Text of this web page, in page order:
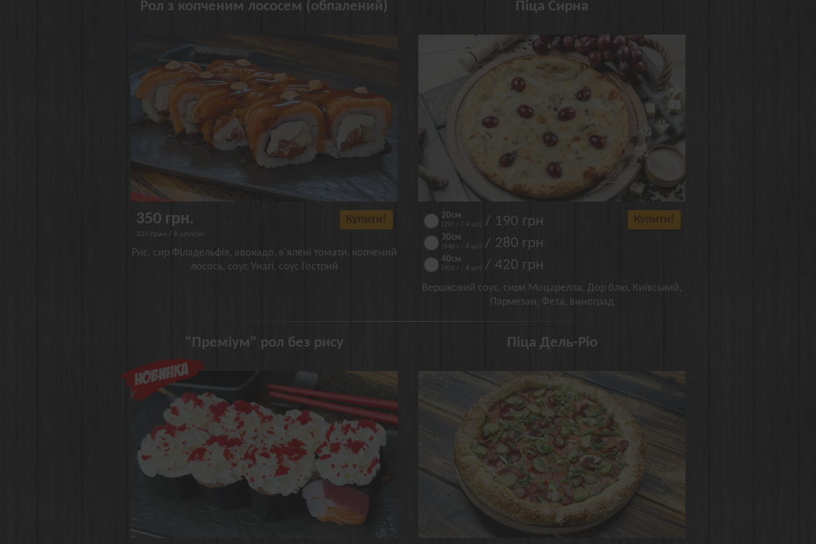
Рол з копченим лососем (обпалений)
350 грн.
325 грам / 8 штук(и)
Рис, сир Філадельфія, авокадо, в'ялені томати, копчений
лосось, соус Унагі, соус Гострий
Піца Сирна
20см
(290 г / 4 шт) / 190 грн
30см
(640 г / 8 шт) / 280 грн
40см
(900 г / 8 шт) / 420 грн
Вершковий соус, сири Моцарелла, Дор блю, Київський,
Пармезан, Фета, виноград
"Преміум" рол без рису Піца Дель-Ріо